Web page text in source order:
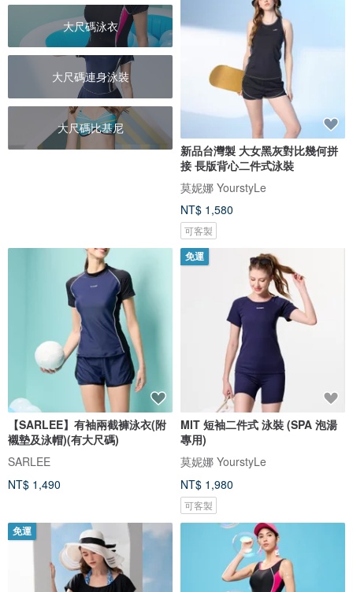
大尺碼泳衣
大尺碼連身泳裝
大尺碼比基尼
新品台灣製 大女黑灰對比幾何拼
接 長版背心二件式泳裝
莫妮娜 YourstyLe
NT$ 1,580
可客製
【SARLEE】有袖兩截褲泳衣(附
襯墊及泳帽)(有大尺碼)
SARLEE
NT$ 1,490
免運
MIT 短袖二件式 泳裝 (SPA 泡湯
專用)
莫妮娜 YourstyLe
NT$ 1,980
可客製
免運